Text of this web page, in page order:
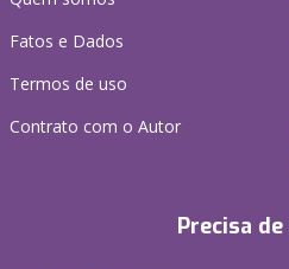
Fatos e Dados
Termos de uso
Contrato com o Autor
Precisa